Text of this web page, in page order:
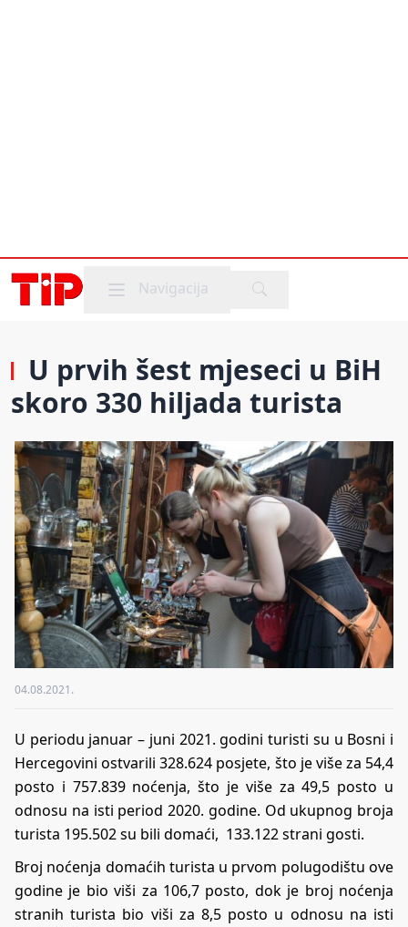
Mobile menu
Navigacija
U prvih šest mjeseci u BiH
skoro 330 hiljada turista
04.08.2021.
U periodu januar – juni 2021. godini turisti su u Bosni i
Hercegovini ostvarili 328.624 posjete, što je više za 54,4
posto i 757.839 noćenja, što je više za 49,5 posto u
odnosu na isti period 2020. godine. Od ukupnog broja
turista 195.502 su bili domaći, 133.122 strani gosti.
Broj noćenja domaćih turista u prvom polugodištu ove
godine je bio viši za 106,7 posto, dok je broj noćenja
stranih turista bio viši za 8,5 posto u odnosu na isti